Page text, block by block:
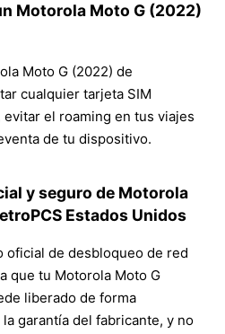
Motorola Moto G (2022)
Moto G (2022) de
cualquier tarjeta SIM
el roaming en tus viajes
de tu dispositivo.
y seguro de Motorola
Estados Unidos
oficial de desbloqueo de red
que tu Motorola Moto G
liberado de forma
garantía del fabricante, y no